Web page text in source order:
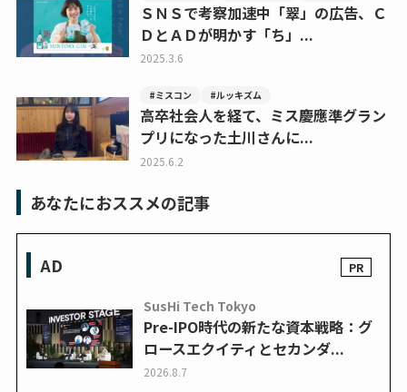
ＳＮＳで考察加速中「翠」の広告、Ｃ
ＤとＡＤが明かす「ち」...
2025.3.6
#ミスコン #ルッキズム
高卒社会人を経て、ミス慶應準グラン
プリになった土川さんに...
2025.6.2
あなたにおススメの記事
AD
SusHi Tech Tokyo
Pre-IPO時代の新たな資本戦略：グ
ロースエクイティとセカンダ...
2026.8.7